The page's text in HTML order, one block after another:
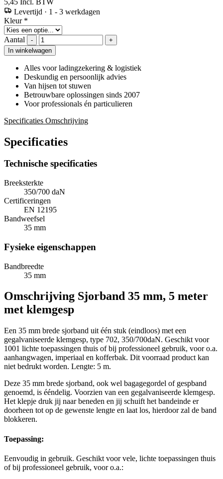
Levertijd · 1 - 3 werkdagen
Kleur *
Aantal -
+
In winkelwagen
Alles voor ladingzekering & logistiek
Deskundig en persoonlijk advies
Van hijsen tot stuwen
Betrouwbare oplossingen sinds 2007
Voor professionals én particulieren
Specificaties Omschrijving
Specificaties
Technische specificaties
Breeksterkte
350/700 daN
Certificeringen
EN 12195
Bandweefsel
35 mm
Fysieke eigenschappen
Bandbreedte
35 mm
Omschrijving Sjorband 35 mm, 5 meter
met klemgesp
Een 35 mm brede sjorband uit één stuk (eindloos) met een
gegalvaniseerde klemgesp, type 702, 350/700daN. Geschikt voor
1001 lichte toepassingen thuis of bij professioneel gebruik, voor o.a.
aanhangwagen, imperiaal en kofferbak. Dit voorraad product kan
niet bedrukt worden. Lengte: 5 m.
Deze 35 mm brede sjorband, ook wel bagagegordel of gespband
genoemd, is ééndelig. Voorzien van een gegalvaniseerde klemgesp.
Het klepje druk jij naar beneden en jij schuift het bandeinde er
doorheen tot op de gewenste lengte en laat los, hierdoor zal de band
blokkeren.
Toepassing:
Eenvoudig in gebruik. Geschikt voor vele, lichte toepassingen thuis
of bij professioneel gebruik, voor o.a.: